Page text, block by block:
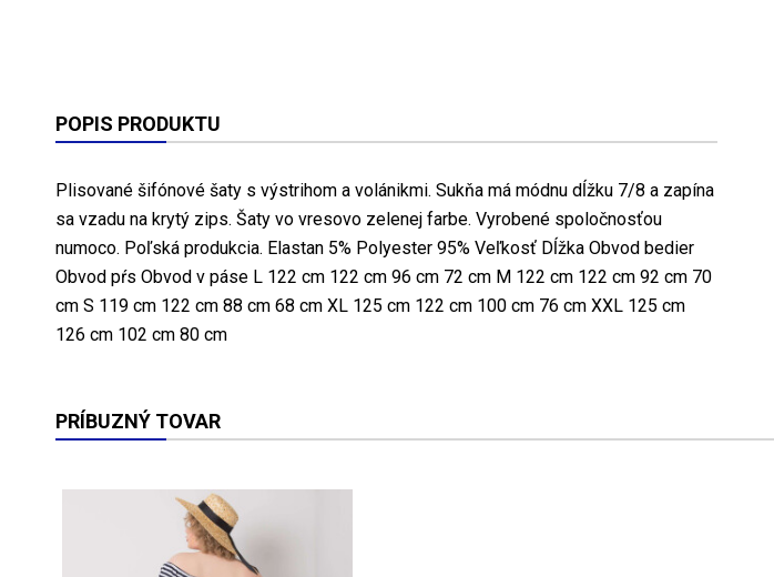
POPIS PRODUKTU
Plisované šifónové šaty s výstrihom a volánikmi. Sukňa má módnu dĺžku 7/8 a zapína
sa vzadu na krytý zips. Šaty vo vresovo zelenej farbe. Vyrobené spoločnosťou
numoco. Poľská produkcia. Elastan 5% Polyester 95% Veľkosť Dĺžka Obvod bedier
Obvod pŕs Obvod v páse L 122 cm 122 cm 96 cm 72 cm M 122 cm 122 cm 92 cm 70
cm S 119 cm 122 cm 88 cm 68 cm XL 125 cm 122 cm 100 cm 76 cm XXL 125 cm
126 cm 102 cm 80 cm
PRÍBUZNÝ TOVAR